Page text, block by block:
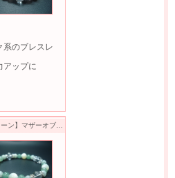
系のブレスレ
アップに
【グリーン】マザーオブパール＆ヒスイ＆アベンチュリンブレスレット